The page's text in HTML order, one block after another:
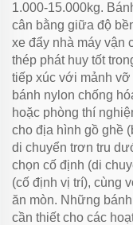
1.000-15.000kg.
cân bằng giữa độ
xe đẩy nhà máy vận
thép phát huy tốt
tiếp xúc với mảnh
bánh nylon chống
hoặc phòng thí
cho địa hình gồ ghề
di chuyển trơn tru
chọn cố định (di
(cố định vị trí), cùng
ăn mòn. Những
cần thiết cho các